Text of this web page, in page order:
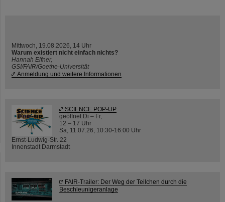
Mittwoch, 19.08.2026, 14 Uhr
Warum existiert nicht einfach nichts?
Hannah Elfner,
GSI/FAIR/Goethe-Universität
Anmeldung und weitere Informationen
SCIENCE POP-UP
geöffnet Di – Fr,
12 – 17 Uhr
Sa, 11.07.26, 10:30-16:00 Uhr
Ernst-Ludwig-Str. 22
Innenstadt Darmstadt
FAIR-Trailer: Der Weg der Teilchen durch die
Beschleunigeranlage